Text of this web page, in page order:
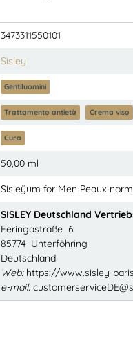
3473311550101
Sisley
Gentiluomini
Trattamento antietà Crema viso
Cura
50,00 ml
Sisleÿum for Men Peaux
SISLEY Deutschland
Feringastraße 6
85774 Unterföhring
Deutschland
Web:https://www.sisley-
e-mail: